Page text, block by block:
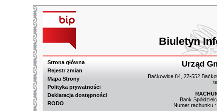
Biuletyn
Strona główna
Rejestr zmian
Mapa Strony
Polityka prywatności
Deklaracja dostępności
RODO
Urząd
Baćkowice 84, 27-552
Bank
Numer rachunku